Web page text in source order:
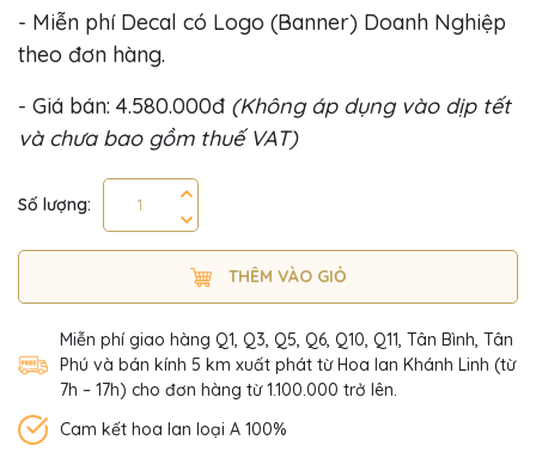
- Miễn phí Decal có Logo (Banner) Doanh Nghiệp
theo đơn hàng.
- Giá bán: 4.580.000đ (Không áp dụng vào dịp tết
và chưa bao gồm thuế VAT)
Số lượng:
THÊM VÀO GIỎ
Miễn phí giao hàng Q1, Q3, Q5, Q6, Q10, Q11, Tân Bình, Tân
Phú và bán kính 5 km xuất phát từ Hoa lan Khánh Linh (từ
7h – 17h) cho đơn hàng từ 1.100.000 trở lên.
Cam kết hoa lan loại A 100%